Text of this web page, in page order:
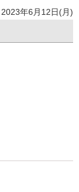
2023年6月12日(月)